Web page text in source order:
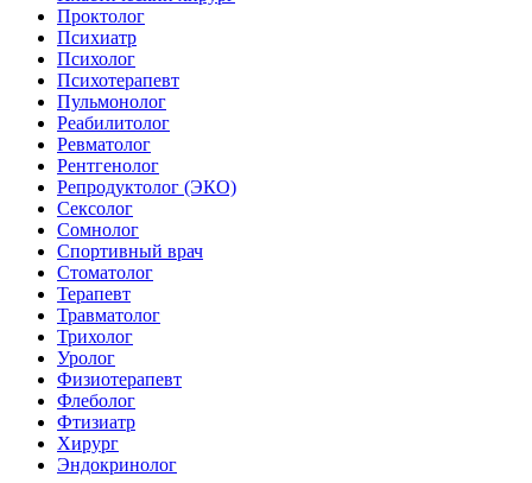
Проктолог
Психиатр
Психолог
Психотерапевт
Пульмонолог
Реабилитолог
Ревматолог
Рентгенолог
Репродуктолог (ЭКО)
Сексолог
Сомнолог
Спортивный врач
Стоматолог
Терапевт
Травматолог
Трихолог
Уролог
Физиотерапевт
Флеболог
Фтизиатр
Хирург
Эндокринолог